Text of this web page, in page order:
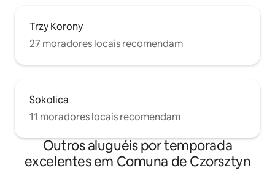
Trzy Korony
27 moradores locais recomendam
Sokolica
11 moradores locais recomendam
Outros aluguéis por temporada
excelentes em Comuna de Czorsztyn